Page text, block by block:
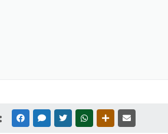
FACEBOOKMESSENGER
TWITTERWHATSAPPOUTRAS MÍDIAS